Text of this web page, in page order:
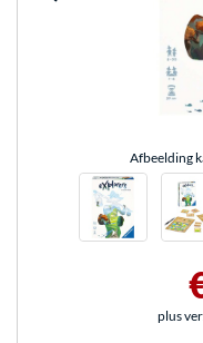
Afbeelding
plus